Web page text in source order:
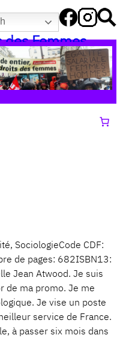
Femmes
SociologieCode CDF:
de pages: 682ISBN13:
Jean Atwood. Je suis
de ma promo. Je me
Je vise un poste
service de France.
à passer six mois dans